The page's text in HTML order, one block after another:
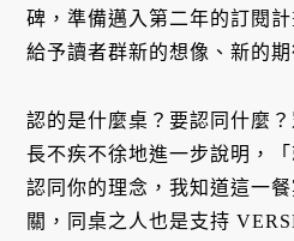
碑，準備邁入第二年的訂閱
給予讀者群新的想像、新的
認的是什麼桌？要認同什麼
長不疾不徐地進一步說明，
認同你的理念，我知道這一
關，同桌之人也是支持